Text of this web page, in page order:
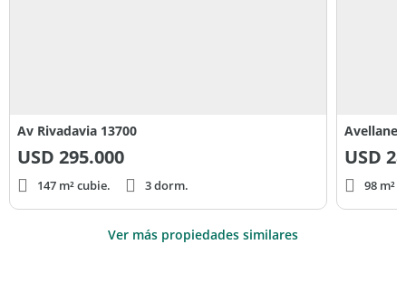
Av Rivadavia 13700
USD 295.000
147 m² cubie. 3 dorm.
USD
98 m²
Ver más propiedades similares